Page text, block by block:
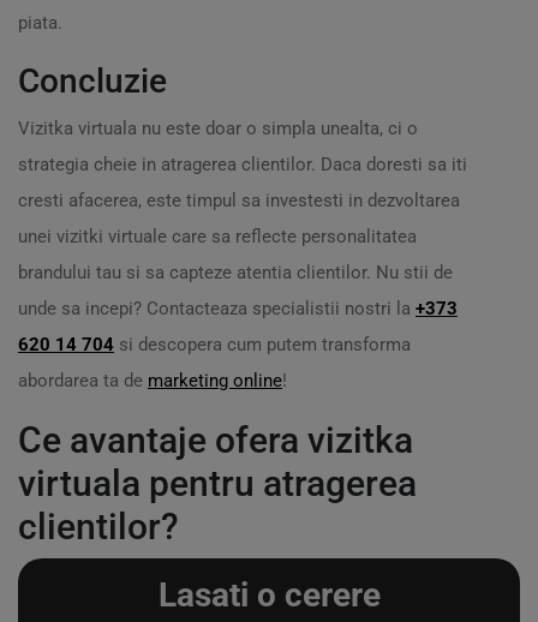
piata.
Concluzie
Vizitka virtuala nu este doar o simpla unealta, ci o
strategia cheie in atragerea clientilor. Daca doresti sa iti
cresti afacerea, este timpul sa investesti in dezvoltarea
unei vizitki virtuale care sa reflecte personalitatea
brandului tau si sa capteze atentia clientilor. Nu stii de
unde sa incepi? Contacteaza specialistii nostri la +373
620 14 704 si descopera cum putem transforma
abordarea ta de marketing online!
Ce avantaje ofera vizitka
virtuala pentru atragerea
clientilor?
Lasati o cerere